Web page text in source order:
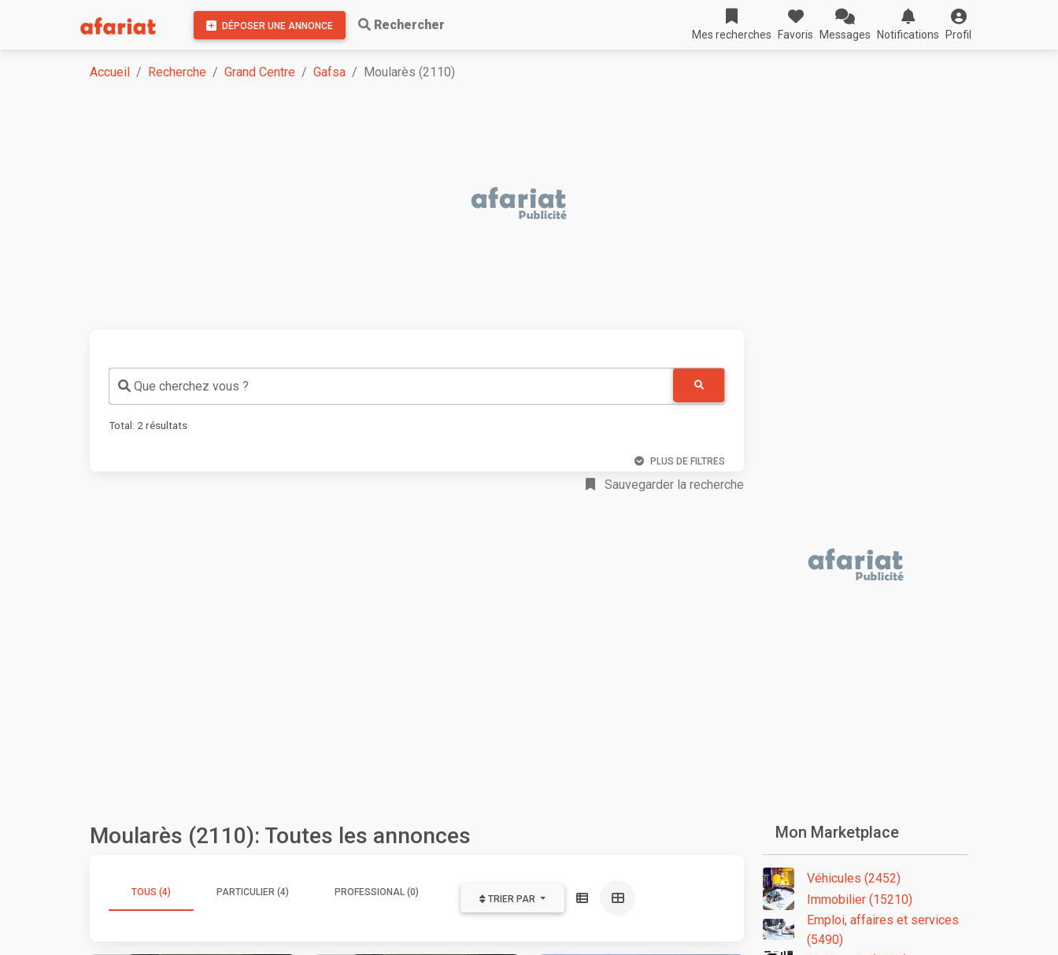
DÉPOSER UNE ANNONCE Rechercher
Mes recherches Favoris Messages Notifications Profil
Accueil Recherche Grand Centre Gafsa Moularès (2110)
Que cherchez vous ?
Total: 2 résultats
PLUS DE FILTRES
Sauvegarder la recherche
Moularès (2110): Toutes les annonces
TOUS (4) PARTICULIER (4) PROFESSIONAL (0)
TRIER PAR
Mon Marketplace
Véhicules (2452)
Immobilier (15210)
Emploi, affaires et services
(5490)